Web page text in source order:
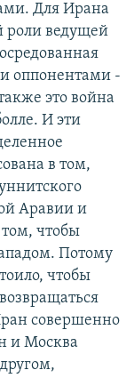
Для Ирана
роли ведущей
оппонентами -
это война
И эти
в том,
Аравии и
чтобы
Потому
чтобы
совершенно
и Москва